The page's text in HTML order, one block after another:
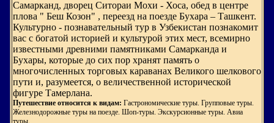
Самарканд, дворец Ситораи Мохи - Хоса, обед в центре
плова " Беш Козон" , переезд на поезде Бухара – Ташкент.
Культурно - познавательный тур в Узбекистан познакомит
вас с богатой историей и культурой этих мест, всемирно
известными древними памятниками Самарканда и
Бухары, которые до сих пор хранят память о
многочисленных торговых караванах Великого шелкового
пути и, разумеется, о величественной исторической
фигуре Тамерлана.
Путешествие относится к видам: Гастрономические туры. Групповые туры.
Железнодорожные туры на поезде. Шоп-туры. Экскурсионные туры. Авиа
туры.